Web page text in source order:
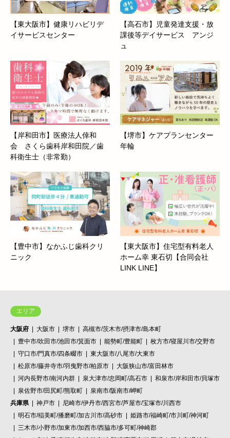
【東大阪市】健康リハビリデ
イサービスセンター
【高石市】児童発達支援・放
課後等デイサービス アンジ
ュ
【岸和田市】医療法人倖和
会 さくら歯科岸和田院／歯
科衛生士（非常勤）
【堺市】ケアプランセンター
年輪
【豊中市】なかふじ歯科クリ
ニック
【東大阪市】住宅型有料老人
ホーム幸 東石切【合同会社
LINK LINE】
エリア
大阪府 大阪市 堺市
高槻市/茨木市/摂津市/島本町
豊中市/吹田市/池田市/箕面市
能勢町/豊能町
枚方市/寝屋川市/交野市
守口市/門真市/四条畷市
東大阪市/八尾市/大東市
松原市/藤井寺市/羽曳野市/柏原市
大阪狭山市/富田林市
河内長野市/南河内群
泉大津市/忠岡町/高石市
和泉市/岸和田市/貝塚市
泉佐野市/田尻町/熊取町
泉南市/阪南市/岬町
兵庫県
神戸市
尼崎市/伊丹市/西宮市/芦屋市/宝塚市/川西市
明石市/稲美町/播磨町/加古川市/高砂市
姫路市/福崎町/市川町/神河町
三木市/小野市/加東市/加西市/西脇市/多可町/神崎郡